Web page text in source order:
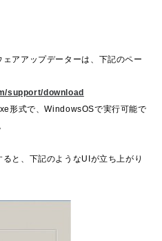
アアップデーターは、下記のペー
support/download
形式で、WindowsOSで実行可能で
と、下記のようなUIが立ち上がり